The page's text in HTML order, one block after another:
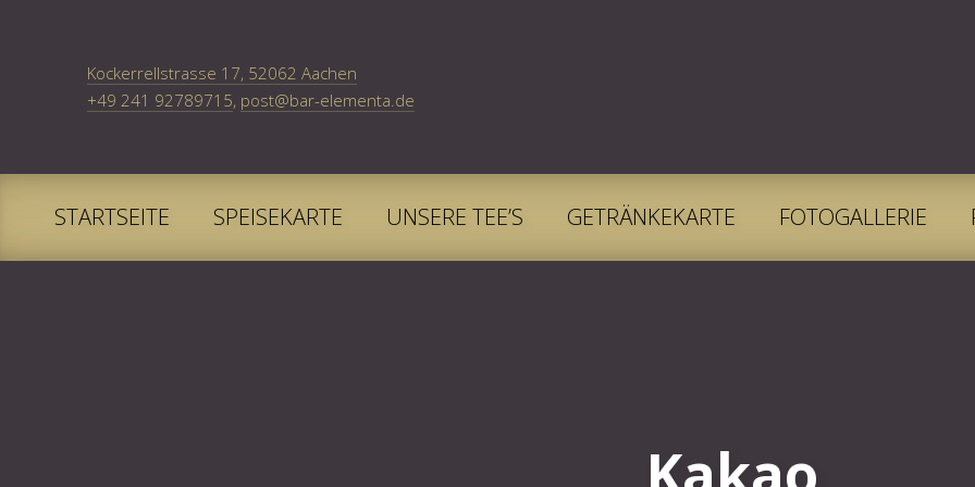
Kockerrellstrasse 17, 52062 Aachen
+49 241 92789715, post@bar-elementa.de
STARTSEITE SPEISEKARTE UNSERE TEE’S GETRÄNKEKARTE FOTOGALLERIE